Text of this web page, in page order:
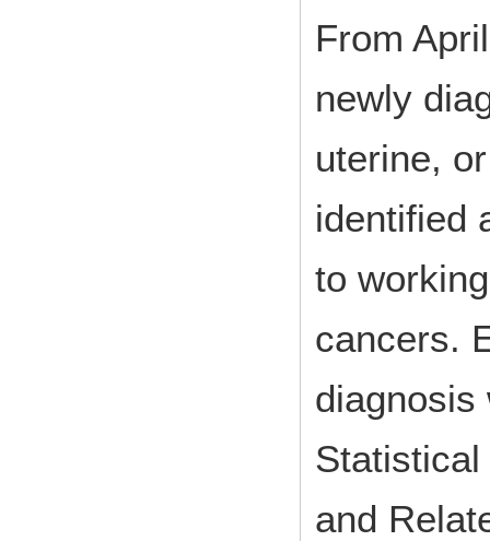
From
newly
uterine,
identified
to
cancers.
diagnosis
and